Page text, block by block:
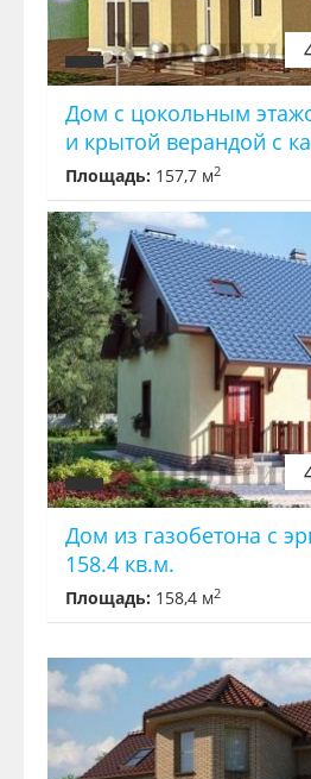
Дом с цокольным
и крытой верандой с
Площадь: 157,7 м2
Дом из газобетона с
158.4 кв.м.
Площадь: 158,4 м2